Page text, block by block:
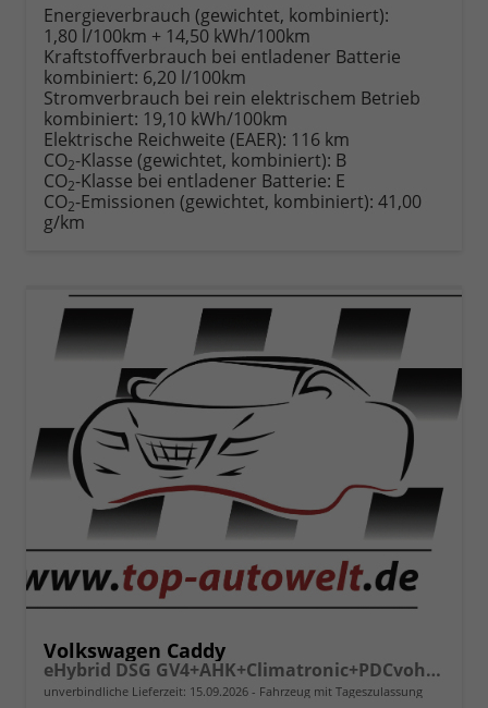
anfordernDatei,
Fahrzeugexposé
drucken
drucken,
parken
oder
vergleichen
Energieverbrauch (gewichtet, kombiniert):
1,80 l/100km + 14,50 kWh/100km
Kraftstoffverbrauch bei entladener Batterie
kombiniert: 6,20 l/100km
Stromverbrauch bei rein elektrischem Betrieb
kombiniert: 19,10 kWh/100km
Elektrische Reichweite (EAER): 116 km
CO2-Klasse (gewichtet, kombiniert): B
CO2-Klasse bei entladener Batterie: E
CO2-Emissionen (gewichtet, kombiniert): 41,00
g/km
Volkswagen Caddy
eHybrid DSG GV4+AHK+Climatronic+PDCvohi+Cam+Regensens.+AppConnect
unverbindliche Lieferzeit: 15.09.2026 Fahrzeug mit Tageszulassung